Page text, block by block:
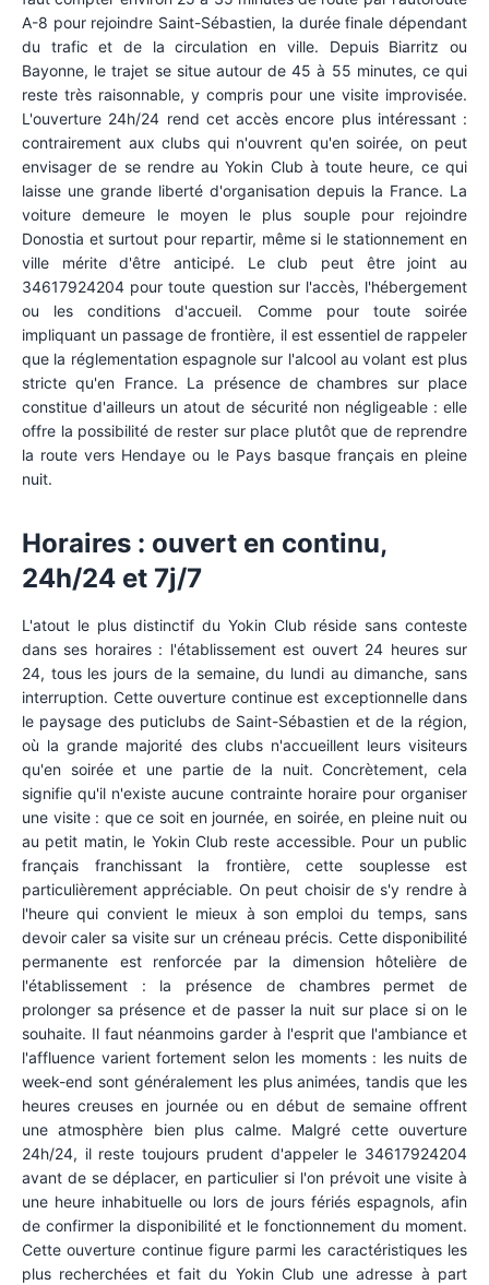
A-8 pour rejoindre Saint-Sébastien, la durée finale dépendant
du trafic et de la circulation en ville. Depuis Biarritz ou
Bayonne, le trajet se situe autour de 45 à 55 minutes, ce qui
reste très raisonnable, y compris pour une visite improvisée.
L'ouverture 24h/24 rend cet accès encore plus intéressant :
contrairement aux clubs qui n'ouvrent qu'en soirée, on peut
envisager de se rendre au Yokin Club à toute heure, ce qui
laisse une grande liberté d'organisation depuis la France. La
voiture demeure le moyen le plus souple pour rejoindre
Donostia et surtout pour repartir, même si le stationnement en
ville mérite d'être anticipé. Le club peut être joint au
34617924204 pour toute question sur l'accès, l'hébergement
ou les conditions d'accueil. Comme pour toute soirée
impliquant un passage de frontière, il est essentiel de rappeler
que la réglementation espagnole sur l'alcool au volant est plus
stricte qu'en France. La présence de chambres sur place
constitue d'ailleurs un atout de sécurité non négligeable : elle
offre la possibilité de rester sur place plutôt que de reprendre
la route vers Hendaye ou le Pays basque français en pleine
nuit.
Horaires : ouvert en continu,
24h/24 et 7j/7
L'atout le plus distinctif du Yokin Club réside sans conteste
dans ses horaires : l'établissement est ouvert 24 heures sur
24, tous les jours de la semaine, du lundi au dimanche, sans
interruption. Cette ouverture continue est exceptionnelle dans
le paysage des puticlubs de Saint-Sébastien et de la région,
où la grande majorité des clubs n'accueillent leurs visiteurs
qu'en soirée et une partie de la nuit. Concrètement, cela
signifie qu'il n'existe aucune contrainte horaire pour organiser
une visite : que ce soit en journée, en soirée, en pleine nuit ou
au petit matin, le Yokin Club reste accessible. Pour un public
français franchissant la frontière, cette souplesse est
particulièrement appréciable. On peut choisir de s'y rendre à
l'heure qui convient le mieux à son emploi du temps, sans
devoir caler sa visite sur un créneau précis. Cette disponibilité
permanente est renforcée par la dimension hôtelière de
l'établissement : la présence de chambres permet de
prolonger sa présence et de passer la nuit sur place si on le
souhaite. Il faut néanmoins garder à l'esprit que l'ambiance et
l'affluence varient fortement selon les moments : les nuits de
week-end sont généralement les plus animées, tandis que les
heures creuses en journée ou en début de semaine offrent
une atmosphère bien plus calme. Malgré cette ouverture
24h/24, il reste toujours prudent d'appeler le 34617924204
avant de se déplacer, en particulier si l'on prévoit une visite à
une heure inhabituelle ou lors de jours fériés espagnols, afin
de confirmer la disponibilité et le fonctionnement du moment.
Cette ouverture continue figure parmi les caractéristiques les
plus recherchées et fait du Yokin Club une adresse à part